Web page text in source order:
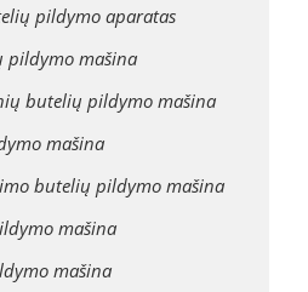
pildymo aparatas
pildymo mašina
butelių pildymo mašina
mašina
butelių pildymo mašina
mašina
mašina